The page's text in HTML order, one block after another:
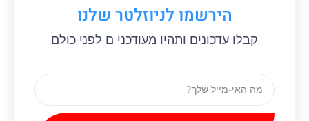
הירשמו לניוזלטר שלנו
קבלו עדכונים ותהיו מעודכני ם לפני כולם